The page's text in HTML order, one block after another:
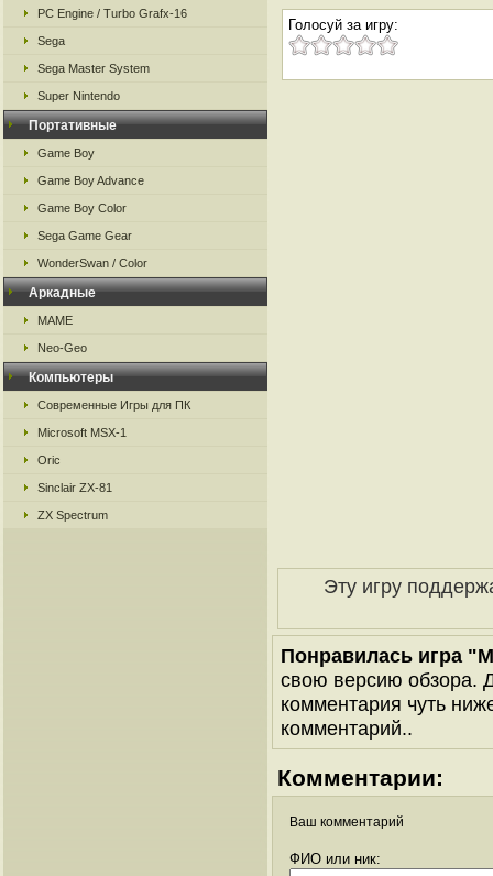
PC Engine / Turbo Grafx-16
Sega
Sega Master System
Super Nintendo
Портативные
Game Boy
Game Boy Advance
Game Boy Color
Sega Game Gear
WonderSwan / Color
Аркадные
MAME
Neo-Geo
Компьютеры
Современные Игры для ПК
Microsoft MSX-1
Oric
Sinclair ZX-81
ZX Spectrum
Голосуй за игру:
Эту игру
Понравилась игра
свою версию обзора.
комментария чуть
комментарий..
Комментарии:
Ваш комментарий
ФИО или ник: